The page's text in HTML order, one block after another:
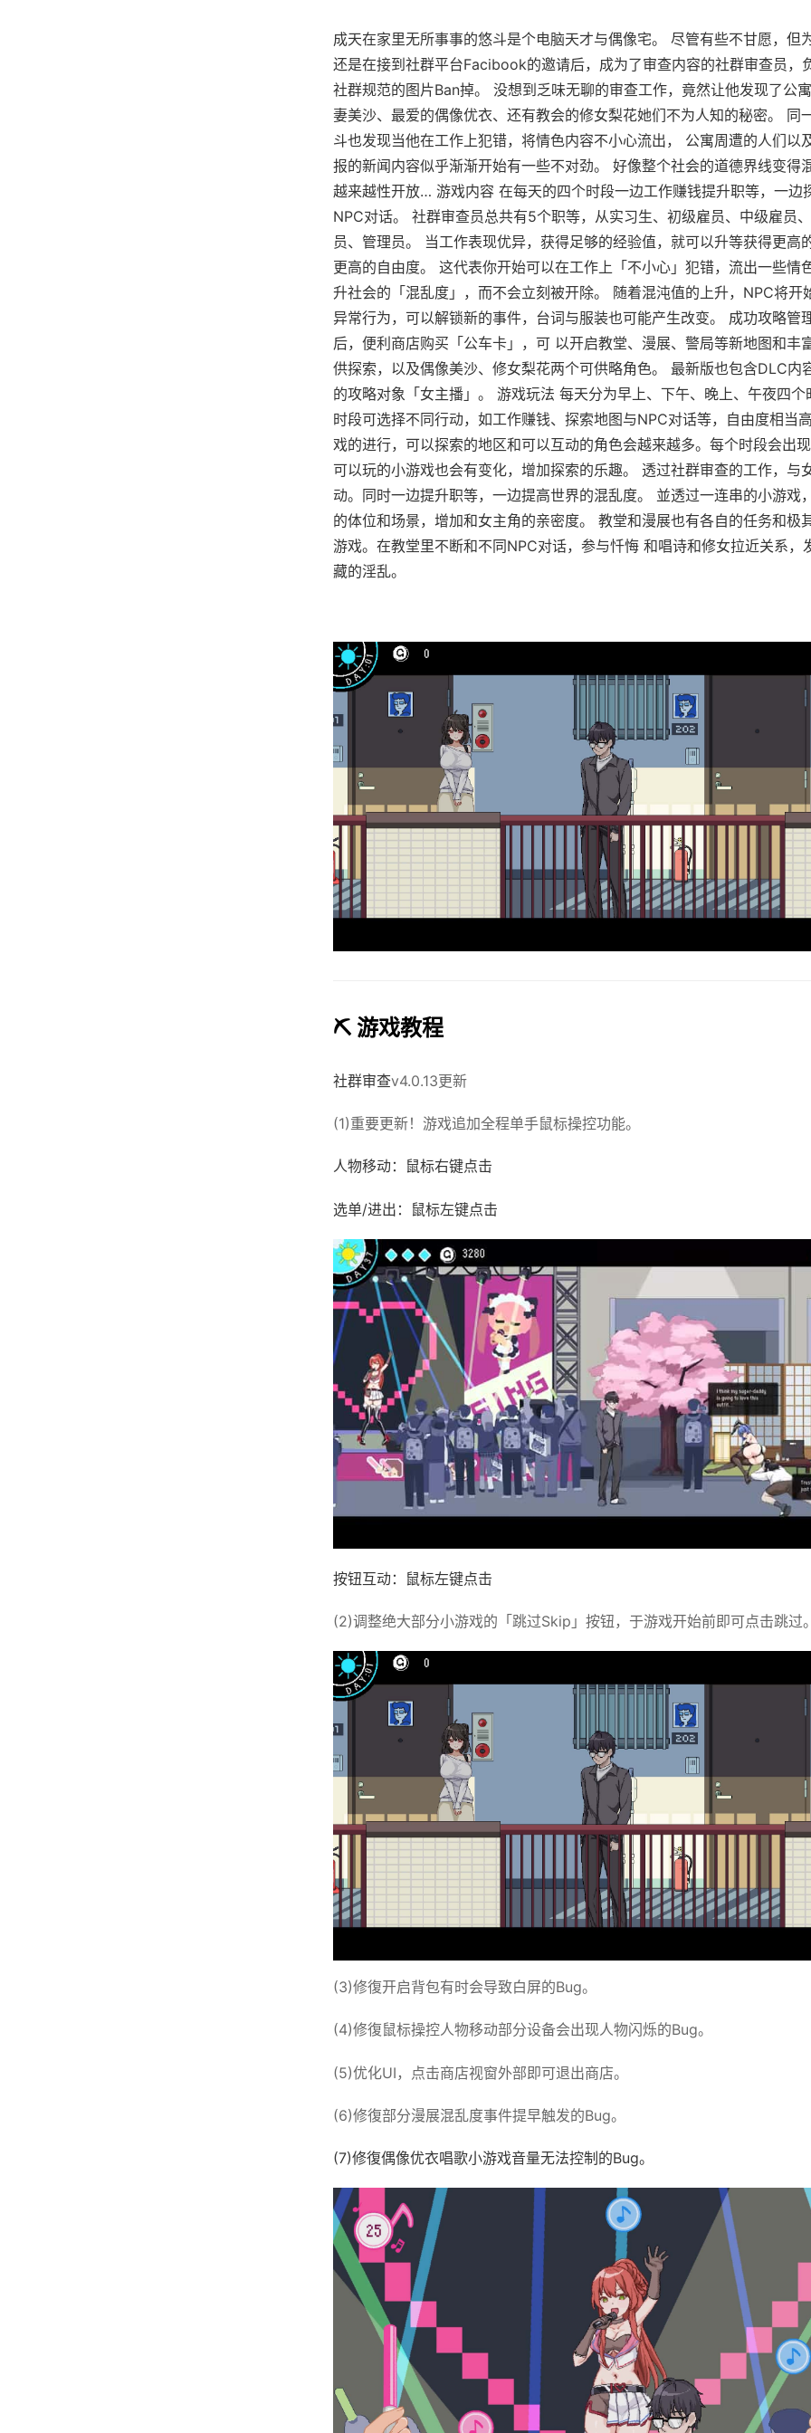
成天在家里无所事事的悠斗是个电脑天才与偶像宅。 尽管有些不甘愿，但
还是在接到社群平台Facibook的邀请后，成为了审查内容的社群审查员，
社群规范的图片Ban掉。 没想到乏味无聊的审查工作，竟然让他发现了公
妻美沙、最爱的偶像优衣、还有教会的修女梨花她们不为人知的秘密。 同
斗也发现当他在工作上犯错，将情色内容不小心流出， 公寓周遭的人们以
报的新闻内容似乎渐渐开始有一些不对劲。 好像整个社会的道德界线变得
越来越性开放… 游戏内容 在每天的四个时段一边工作赚钱提升职等，一边
NPC对话。 社群审查员总共有5个职等，从实习生、初级雇员、中级雇员
员、管理员。 当工作表现优异，获得足够的经验值，就可以升等获得更高
更高的自由度。 这代表你开始可以在工作上「不小心」犯错，流出一些情
升社会的「混乱度」，而不会立刻被开除。 随着混沌值的上升，NPC将开
异常行为，可以解锁新的事件，台词与服装也可能产生改变。 成功攻略管
后，便利商店购买「公车卡」，可 以开启教堂、漫展、警局等新地图和丰
供探索，以及偶像美沙、修女梨花两个可供略角色。 最新版也包含DLC内
的攻略对象「女主播」。 游戏玩法 每天分为早上、下午、晚上、午夜四个
时段可选择不同行动，如工作赚钱、探索地图与NPC对话等，自由度相当
戏的进行，可以探索的地区和可以互动的角色会越来越多。每个时段会出
可以玩的小游戏也会有变化，增加探索的乐趣。 透过社群审查的工作，与
动。同时一边提升职等，一边提高世界的混乱度。 並透过一连串的小游戏
的体位和场景，增加和女主角的亲密度。 教堂和漫展也有各自的任务和极
游戏。在教堂里不断和不同NPC对话，参与忏悔 和唱诗和修女拉近关系，
藏的淫乱。
⛏️ 游戏教程
社群审查v4.0.13更新
(1)重要更新！游戏追加全程单手鼠标操控功能。
人物移动：鼠标右键点击
选单/进出：鼠标左键点击
按钮互动：鼠标左键点击
(2)调整绝大部分小游戏的「跳过Skip」按钮，于游戏开始前即可点击跳过
(3)修復开启背包有时会导致白屏的Bug。
(4)修復鼠标操控人物移动部分设备会出现人物闪烁的Bug。
(5)优化UI，点击商店视窗外部即可退出商店。
(6)修復部分漫展混乱度事件提早触发的Bug。
(7)修復偶像优衣唱歌小游戏音量无法控制的Bug。